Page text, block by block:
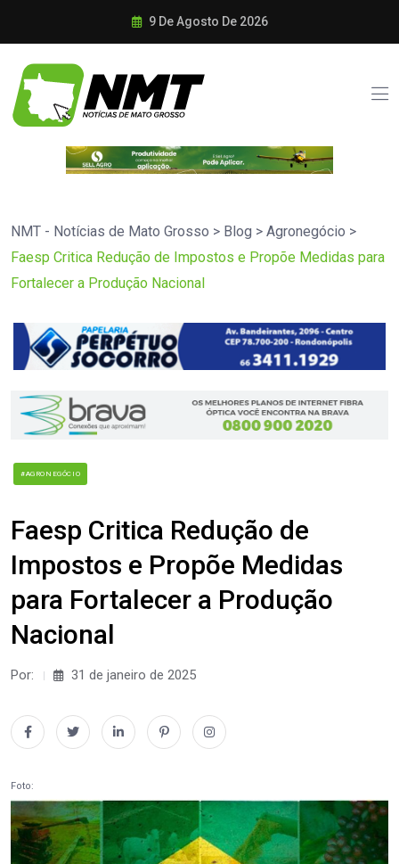
9 De Agosto De 2026
NMT - Notícias de Mato Grosso > Blog > Agronegócio >
Faesp Critica Redução de Impostos e Propõe Medidas para
Fortalecer a Produção Nacional
#AGRONEGÓCIO
Faesp Critica Redução de
Impostos e Propõe Medidas
para Fortalecer a Produção
Nacional
Por: 31 de janeiro de 2025
Foto: